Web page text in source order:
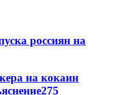
россиян на
на кокаин
275